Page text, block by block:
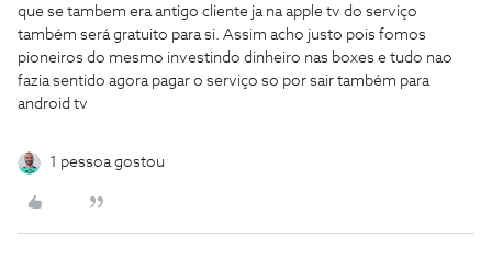
que se tambem era antigo cliente ja na apple tv do serviço
também será gratuito para si. Assim acho justo pois fomos
pioneiros do mesmo investindo dinheiro nas boxes e tudo nao
fazia sentido agora pagar o serviço so por sair também para
android tv
1 pessoa gostou